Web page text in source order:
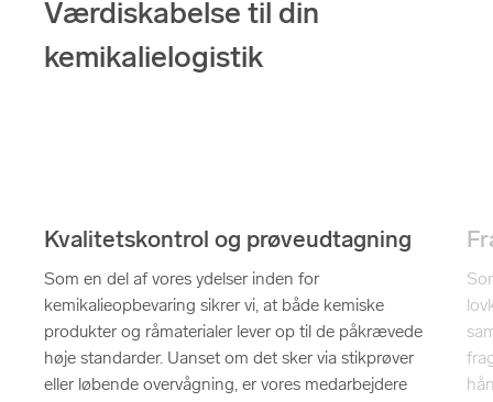
Værdiskabelse til din
kemikalielogistik
Kvalitetskontrol og prøveudtagning
Som en del af vores ydelser inden for
kemikalieopbevaring sikrer vi, at både kemiske
produkter og råmaterialer lever op til de påkrævede
høje standarder. Uanset om det sker via stikprøver
eller løbende overvågning, er vores medarbejdere